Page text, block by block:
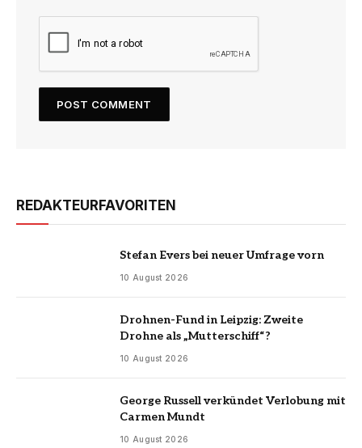
REDAKTEURFAVORITEN
Stefan Evers bei neuer Umfrage vorn
10 August 2026
Drohnen-Fund in Leipzig: Zweite
Drohne als „Mutterschiff“?
10 August 2026
George Russell verkündet Verlobung mit
Carmen Mundt
10 August 2026